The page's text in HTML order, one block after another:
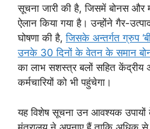
सूचना जारी की है, जिसमें बोनस और
ऐलान किया गया है। उन्होंने गैर-
घोषणा की है,जिसके अन्तर्गत ग्रुप
उनके 30 दिनों के वेतन के समान
का लाभ सशस्त्र बलों सहित केंद्रीय
कर्मचारियों को भी पहुंचेगा।
यह विशेष सूचना उन आवश्यक उपायों